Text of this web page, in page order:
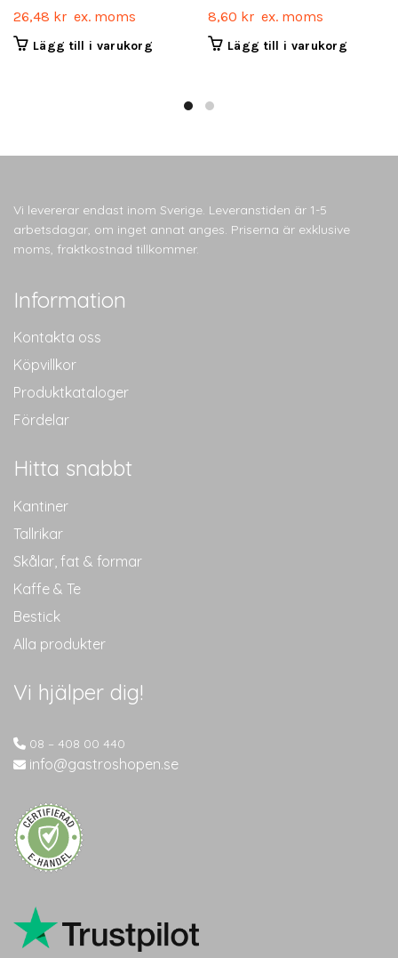
26,48 kr ex. moms
Lägg till i varukorg
8,60 kr ex. moms
Lägg till i varukorg
Vi levererar endast inom Sverige. Leveranstiden är 1-5
arbetsdagar, om inget annat anges. Priserna är exklusive
moms, fraktkostnad tillkommer.
Information
Kontakta oss
Köpvillkor
Produktkataloger
Fördelar
Hitta snabbt
Kantiner
Tallrikar
Skålar, fat & formar
Kaffe & Te
Bestick
Alla produkter
Vi hjälper dig!
08 – 408 00 440
info@gastroshopen.se